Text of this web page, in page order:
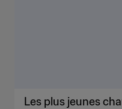
Les plus jeunes